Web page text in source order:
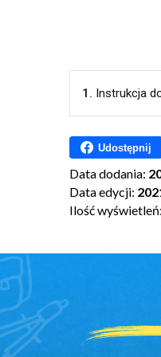
1. Instrukcja
Udostępnij
Data dodania:
Data edycji:
Ilość wyświetleń: